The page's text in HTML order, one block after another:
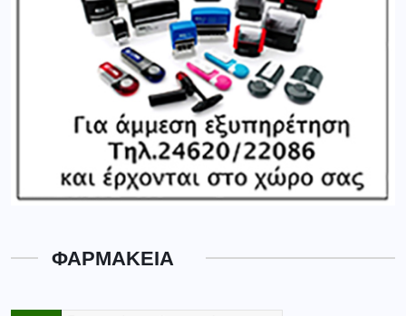
ΦΑΡΜΑΚΕΙΑ